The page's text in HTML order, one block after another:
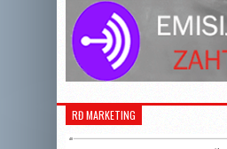
RĐ MARKETING